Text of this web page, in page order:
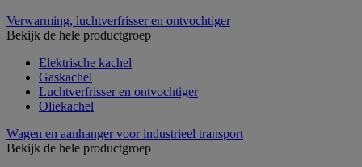
Verwarming, luchtverfrisser en ontvochtiger
Bekijk de hele productgroep
Elektrische kachel
Gaskachel
Luchtverfrisser en ontvochtiger
Oliekachel
Wagen en aanhanger voor industrieel transport
Bekijk de hele productgroep